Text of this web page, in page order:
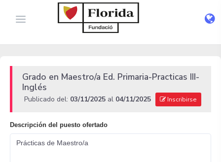
Grado en Maestro/a Ed. Primaria-Practicas III-
Inglés
Publicado del: 03/11/2025 al 04/11/2025 Inscribirse
Descripción del puesto ofertado
Prácticas de Maestro/a